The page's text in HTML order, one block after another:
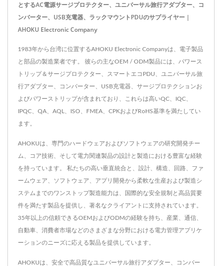
とするAC電源サージプロテクター、ユニバーサル旅行アダプター、コ
ンバーター、USB充電器、ラックマウントPDUのサプライヤー |
AHOKU Electronic Company
1983年から台湾に位置するAHOKU Electronic Companyは、電子製品
と部品の製造業者です。 彼らの主なOEM / ODM製品には、パワース
トリップ＆サージプロテクター、スマートエコPDU、ユニバーサル旅
行アダプター、コンバーター、USB充電器、サージプロテクションお
よびパワーストリップが含まれており、これらは高いQC、IQC、
IPQC、QA、AQL、ISO、FMEA、CPKおよびRoHS基準を満たしてい
ます。
AHOKUは、専門のハードウェアおよびソフトウェアの研究開発チー
ム、コア技術、そして電力関連製品の設計と製造における豊富な経験
を持っています。 私たちの高い垂直統合と、設計、構造、回路、ファ
ームウェア、ソフトウェア、アプリ開発から柔軟な生産および製造シ
ステムまでのワンストップ製造能力は、国際的な安全規制と高品質要
件を満たす製品を提供し、著名なクライアントに支持されています。
35年以上の信頼できるOEMおよびODMの経験を持ち、産業、通信、
自動車、消費者市場などのさまざまな分野における電力管理アプリケ
ーションのニーズに応える製品を提供しています。
AHOKUは、安全で高品質なユニバーサル旅行アダプター、コンバー